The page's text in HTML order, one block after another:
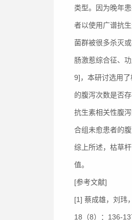
类型。因为晚年
者以使用广谱抗
菌群被很多杀灭
肠激惹综合征、
9]，本研讨选用
的腹泻次数是否
抗生素相关性腹
合组未愈患者的
综上所述，枯草
值。
[参考文献]
[1] 蔡成雄，刘玮
18（8）：136-